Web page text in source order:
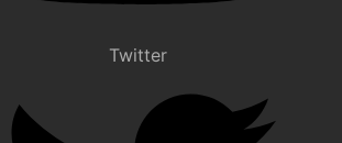
Twitter